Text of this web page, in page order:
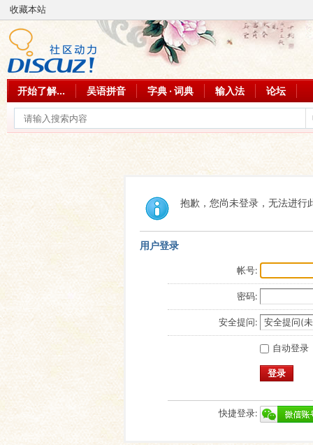
收藏本站
开始了解... 吴语拼音 字典 · 词典 输入法 论坛
抱歉，您尚未登录，无法进行
用户登录
帐号:
密码:
安全提问:
自动登录
登录
快捷登录: